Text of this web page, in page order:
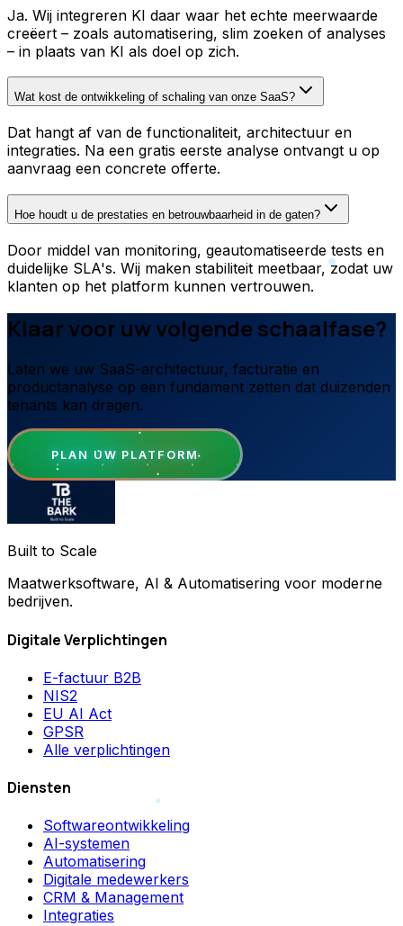
Ja. Wij integreren KI daar waar het echte meerwaarde
creëert – zoals automatisering, slim zoeken of analyses
– in plaats van KI als doel op zich.
Wat kost de ontwikkeling of schaling van onze SaaS?
Dat hangt af van de functionaliteit, architectuur en
integraties. Na een gratis eerste analyse ontvangt u op
aanvraag een concrete offerte.
Hoe houdt u de prestaties en betrouwbaarheid in de gaten?
Door middel van monitoring, geautomatiseerde tests en
duidelijke SLA's. Wij maken stabiliteit meetbaar, zodat uw
klanten op het platform kunnen vertrouwen.
Klaar voor uw volgende schaalfase?
Laten we uw SaaS-architectuur, facturatie en
productanalyse op een fundament zetten dat duizenden
tenants kan dragen.
PLAN UW PLATFORM
Built to Scale
Maatwerksoftware, AI & Automatisering voor moderne
bedrijven.
Digitale Verplichtingen
E-factuur B2B
NIS2
EU AI Act
GPSR
Alle verplichtingen
Diensten
Softwareontwikkeling
AI-systemen
Automatisering
Digitale medewerkers
CRM & Management
Integraties